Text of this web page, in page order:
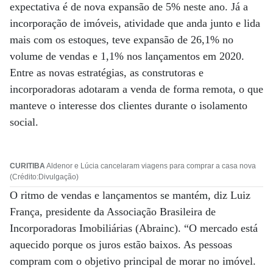
expectativa é de nova expansão de 5% neste ano. Já a
incorporação de imóveis, atividade que anda junto e lida
mais com os estoques, teve expansão de 26,1% no
volume de vendas e 1,1% nos lançamentos em 2020.
Entre as novas estratégias, as construtoras e
incorporadoras adotaram a venda de forma remota, o que
manteve o interesse dos clientes durante o isolamento
social.
CURITIBAAldenor e Lúcia cancelaram viagens para comprar a casa nova
(Crédito:Divulgação)
O ritmo de vendas e lançamentos se mantém, diz Luiz
França, presidente da Associação Brasileira de
Incorporadoras Imobiliárias (Abrainc). “O mercado está
aquecido porque os juros estão baixos. As pessoas
compram com o objetivo principal de morar no imóvel.